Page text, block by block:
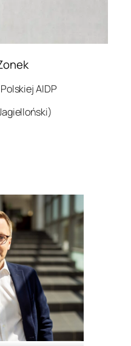
AIDP